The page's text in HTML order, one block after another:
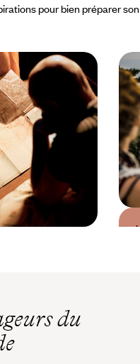
pour bien préparer son
du